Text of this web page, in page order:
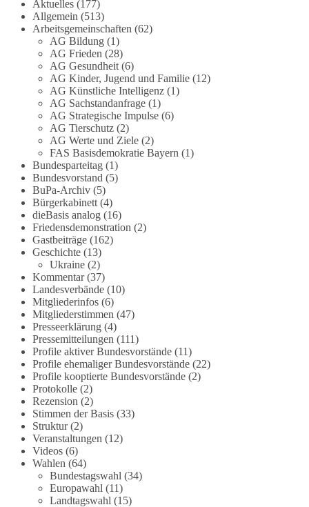
#dieBasis #Meme #Plandemie #Corona
28 53 Auf Facebook ansehen
DieBasis
2 Tage(n) zuvor
Stimmen der dieBasis – heute mit dem
„Demokratie-Bestatter“
Die Energiewende ist bisher kein Erfolg, sondern
ein teures, ineffizientes Unterfangen. Dies belegt
eine Auswertung der NZZ, wonach die
Energiewende den Strom nicht billiger, sondern
teurer gemacht hat.
Quelle:https://www.nzz.ch/der-andere-
blick/fehlschlag-energiewende-warum-
deutschland-trotz-rekordausbau-von-wind-und-
sonnenkraft-weniger-strom-erzeugt-ld.10006607
🟩🟩🟦🟦🟥🟥🟧🟧
„Wir brauchen dringend wettbewerbsfähige
Energiepreise und eine ideologiefreie
Diskussion“, meint der Demokratie-Bestatter.
Wie siehst du das?
🤝 Jetzt Politik für die Menschen mitgestalten:
https://diebasis.de/mitgliedschaft/
Aktuelles(177)
Allgemein (513)
Arbeitsgemeinschaften (62)
AG Bildung(1)
AG Frieden (28)
AG Gesundheit(6)
AG Kinder, Jugend und Familie(12)
AG Künstliche Intelligenz(1)
AG Sachstandanfrage(1)
AG Strategische Impulse(6)
AG Tierschutz(2)
AG Werte und Ziele(2)
FAS Basisdemokratie Bayern (1)
Bundesparteitag(1)
Bundesvorstand (5)
BuPa-Archiv(5)
Bürgerkabinett(4)
dieBasis analog(16)
Friedensdemonstration (2)
Gastbeiträge(162)
Geschichte(13)
Ukraine(2)
Kommentar(37)
Landesverbände(10)
Mitgliederinfos(6)
Mitgliederstimmen (47)
Presseerklärung(4)
Pressemitteilungen (111)
Profile aktiver Bundesvorstände(11)
Profile ehemaliger Bundesvorstände(22)
Profile kooptierte Bundesvorstände(2)
Protokolle(2)
Rezension (2)
Stimmen der Basis(33)
Struktur(2)
Veranstaltungen (12)
Videos(6)
Wahlen (64)
Bundestagswahl (34)
Europawahl (11)
Landtagswahl (15)